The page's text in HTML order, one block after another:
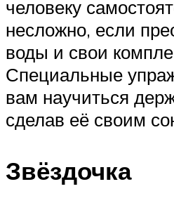
человеку
несложно, если
воды и свои
Специальные
вам научиться
сделав её своим
Звёздочка